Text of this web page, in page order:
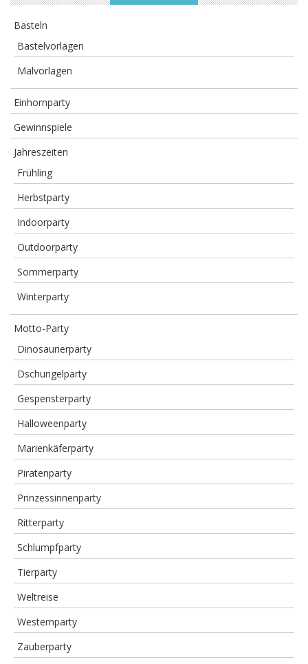
Basteln
Bastelvorlagen
Malvorlagen
Einhornparty
Gewinnspiele
Jahreszeiten
Frühling
Herbstparty
Indoorparty
Outdoorparty
Sommerparty
Winterparty
Motto-Party
Dinosaurierparty
Dschungelparty
Gespensterparty
Halloweenparty
Marienkäferparty
Piratenparty
Prinzessinnenparty
Ritterparty
Schlumpfparty
Tierparty
Weltreise
Westernparty
Zauberparty